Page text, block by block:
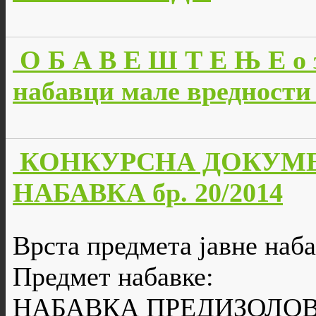
О Б А В Е Ш Т Е Њ Е о
набавци мале
КОНКУРСНА
НАБАВКА бр. 20/2014
Врста предмета јавне
Предмет набавке:
НАБАВКА